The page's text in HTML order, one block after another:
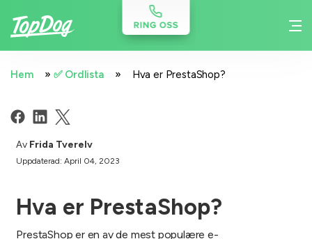
Hem » ✅ Ordlista » Hva er PrestaShop?
Av Frida Tverelv
Uppdaterad: April 04, 2023
Hva er PrestaShop?
PrestaShop er en av de mest populære e-